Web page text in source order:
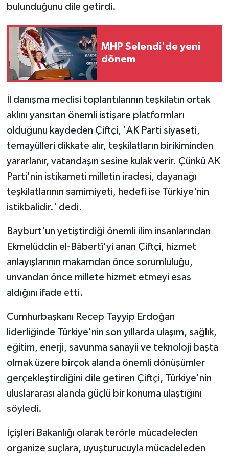
bulunduğunu dile getirdi.
MHP Selendi'de yeni
dönem
İl danışma meclisi toplantılarının teşkilatın ortak
aklını yansıtan önemli istişare platformları
olduğunu kaydeden Çiftçi, 'AK Parti siyaseti,
temayülleri dikkate alır, teşkilatların birikiminden
yararlanır, vatandaşın sesine kulak verir. Çünkü AK
Parti'nin istikameti milletin iradesi, dayanağı
teşkilatlarının samimiyeti, hedefi ise Türkiye'nin
istikbalidir.' dedi.
Bayburt'un yetiştirdiği önemli ilim insanlarından
Ekmelüddin el-Bâbertî'yi anan Çiftçi, hizmet
anlayışlarının makamdan önce sorumluluğu,
unvandan önce millete hizmet etmeyi esas
aldığını ifade etti.
Cumhurbaşkanı Recep Tayyip Erdoğan
liderliğinde Türkiye'nin son yıllarda ulaşım, sağlık,
eğitim, enerji, savunma sanayii ve teknoloji başta
olmak üzere birçok alanda önemli dönüşümler
gerçekleştirdiğini dile getiren Çiftçi, Türkiye'nin
uluslararası alanda güçlü bir konuma ulaştığını
söyledi.
İçişleri Bakanlığı olarak terörle mücadeleden
organize suçlara, uyuşturucuyla mücadeleden